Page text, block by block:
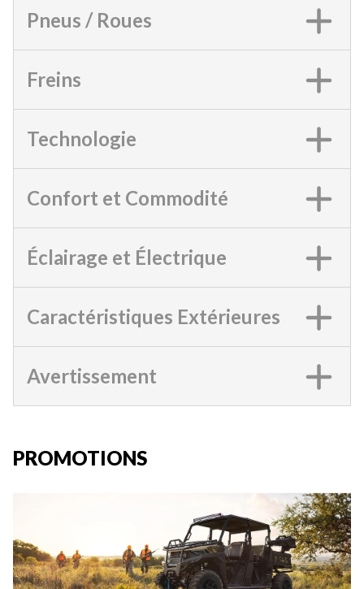
Pneus / Roues
Freins
Technologie
Confort et Commodité
Éclairage et Électrique
Caractéristiques Extérieures
Avertissement
PROMOTIONS